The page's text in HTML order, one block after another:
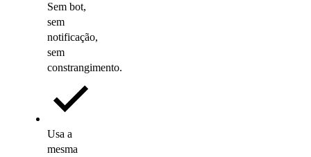
Sem bot,
sem
notificação,
sem
constrangimento.
Usa a
mesma